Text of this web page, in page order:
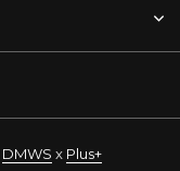
DMWS x Plus+